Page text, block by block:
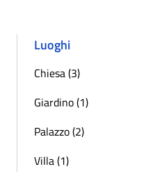
Luoghi
Chiesa (3)
Giardino (1)
Palazzo (2)
Villa (1)